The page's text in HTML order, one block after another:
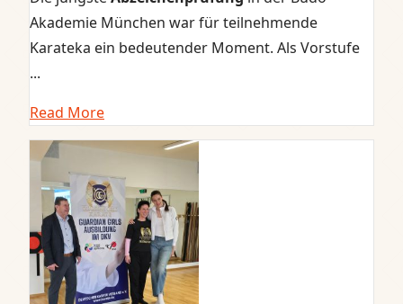
Akademie München war für teilnehmende
Karateka ein bedeutender Moment. Als Vorstufe
...
Read More